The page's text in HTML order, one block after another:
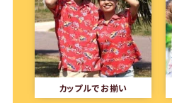
カップルでお揃い